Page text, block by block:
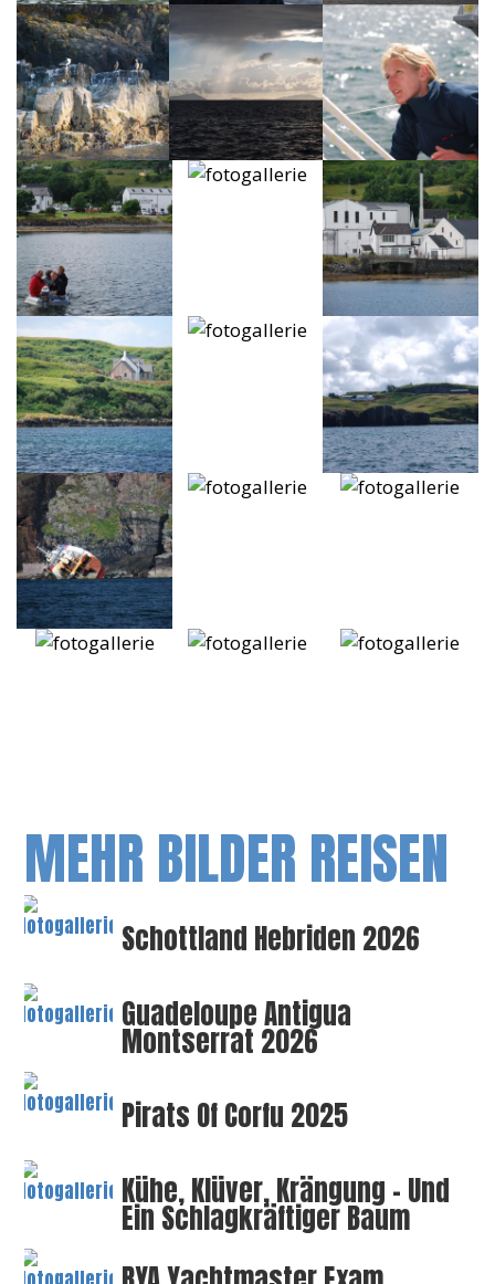
MEHR BILDER REISEN
Schottland Hebriden 2026
Guadeloupe Antigua
Montserrat 2026
Pirats Of Corfu 2025
Kühe, Klüver, Krängung – Und
Ein Schlagkräftiger Baum